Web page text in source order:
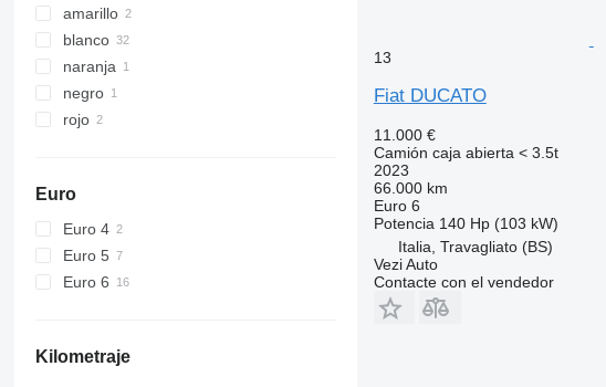
amarillo
blanco
naranja
negro
rojo
Euro
Euro 4
Euro 5
Euro 6
Kilometraje
13
Fiat DUCATO
11.000 €
Camión caja abierta < 3.5t
2023
66.000 km
Euro 6
Potencia 140 Hp (103 kW)
Italia, Travagliato (BS)
Vezi Auto
Contacte con el vendedor